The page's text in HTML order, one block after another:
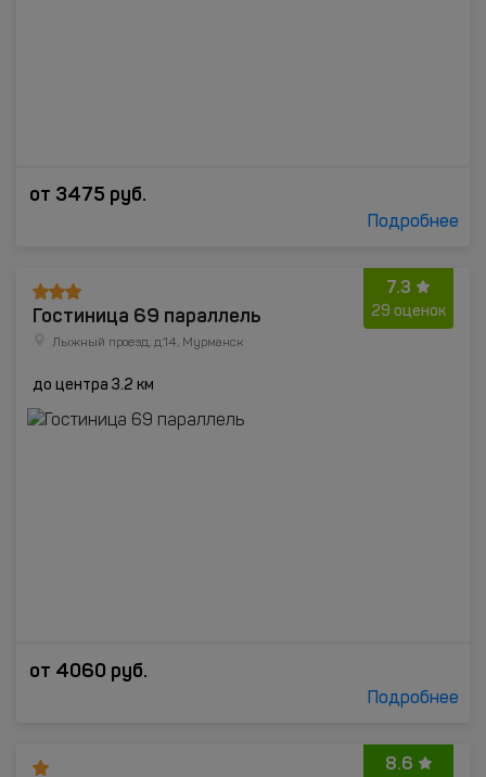
от 3475 руб.
Подробнее
7.3
29 оценок
Гостиница 69 параллель
Лыжный проезд, д.14, Мурманск
до центра 3.2 км
от 4060 руб.
Подробнее
8.6